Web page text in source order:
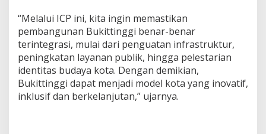
“Melalui ICP ini, kita ingin memastikan
pembangunan Bukittinggi benar-benar
terintegrasi, mulai dari penguatan infrastruktur,
peningkatan layanan publik, hingga pelestarian
identitas budaya kota. Dengan demikian,
Bukittinggi dapat menjadi model kota yang inovatif,
inklusif dan berkelanjutan,” ujarnya.